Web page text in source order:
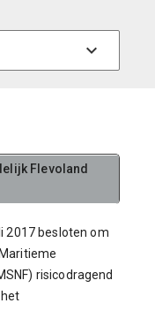
Flevoland
2017 besloten om
risicodragend